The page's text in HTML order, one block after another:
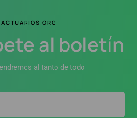
ACTUARIOS.ORG
al boletín
al tanto de todo